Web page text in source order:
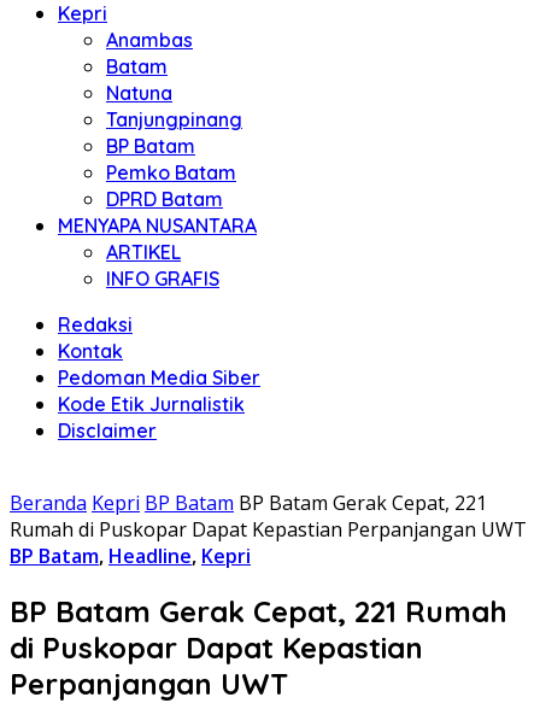
Kepri
Anambas
Batam
Natuna
Tanjungpinang
BP Batam
Pemko Batam
DPRD Batam
MENYAPA NUSANTARA
ARTIKEL
INFO GRAFIS
Redaksi
Kontak
Pedoman Media Siber
Kode Etik Jurnalistik
Disclaimer
Beranda Kepri BP Batam BP Batam Gerak Cepat, 221
Rumah di Puskopar Dapat Kepastian Perpanjangan UWT
BP Batam, Headline, Kepri
BP Batam Gerak Cepat, 221 Rumah
di Puskopar Dapat Kepastian
Perpanjangan UWT